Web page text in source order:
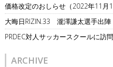
価格改定のおしらせ（2022年11月1
大晦日RIZIN.33 瀧澤謙太選手出陣
PRDEC対人サッカースクールに訪
ARCHIVE